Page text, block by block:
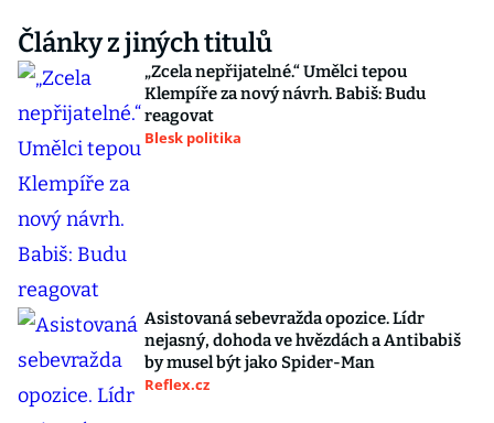
Články z jiných titulů
„Zcela nepřijatelné.“ Umělci tepou
Klempíře za nový návrh. Babiš: Budu
reagovat
Blesk politika
Asistovaná sebevražda opozice. Lídr
nejasný, dohoda ve hvězdách a Antibabiš
by musel být jako Spider-Man
Reflex.cz